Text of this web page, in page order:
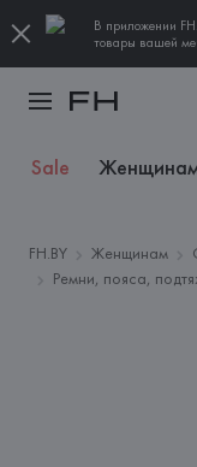
В приложении
товары вашей
Sale
FH.BY Женщинам
Ремни, пояса,